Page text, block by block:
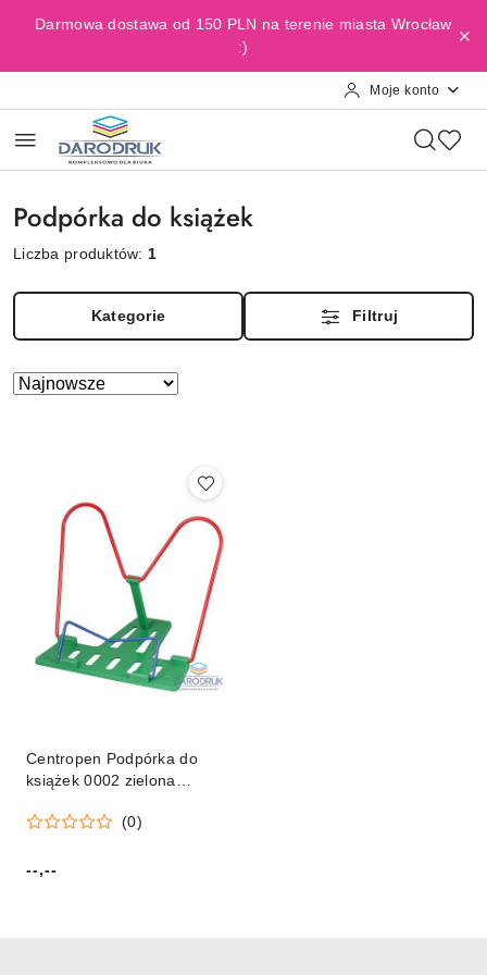
Przejdź do treści głównej
Przejdź do wyszukiwarki
Przejdź do moje konto
Przejdź do menu głównego
Przejdź do stopki
Darmowa dostawa od 150 PLN na terenie miasta Wrocław
:)
Moje konto
Podpórka do książek
Liczba produktów: 1
Kategorie Filtruj
Zastosowano
Sortuj
Centropen Podpórka do
książek 0002 zielona
(0)
Cena:
--,--